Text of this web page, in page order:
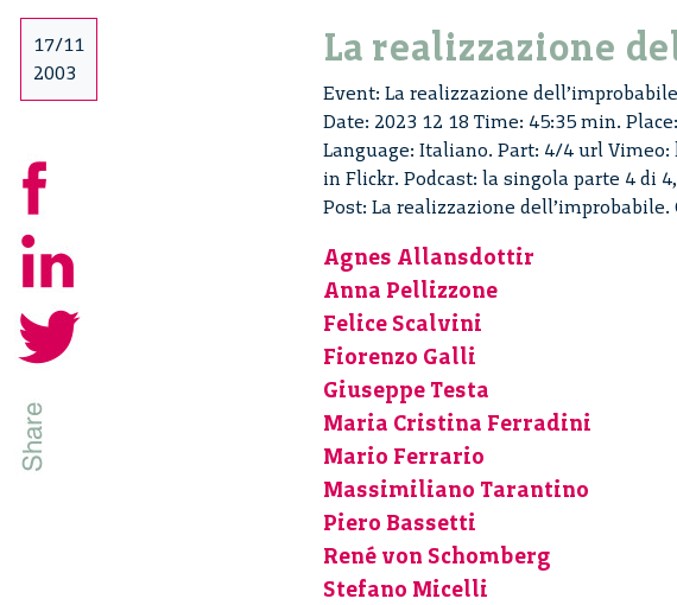
17/11
2003
La realizzazione
Event: La realizzazione
Date: 2023 12 18 Time: 45:35 min.
Language: Italiano. Part: 4/4 url
in Flickr. Podcast: la singola parte 4 di
Post: La realizzazione dell’improbabile.
Agnes Allansdottir
Anna Pellizzone
Felice Scalvini
Fiorenzo Galli
Giuseppe Testa
Maria Cristina Ferradini
Mario Ferrario
Massimiliano Tarantino
Piero Bassetti
René von Schomberg
Stefano Micelli